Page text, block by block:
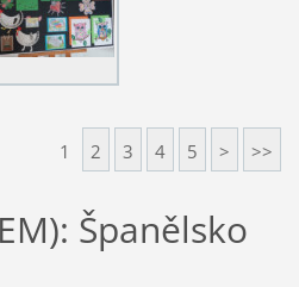
1 2 3 4 5 > >>
Španělsko